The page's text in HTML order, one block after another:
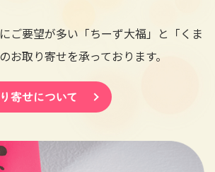
ご要望が多い「ちーず大福」と「くま
お取り寄せを承っております。
寄せについて